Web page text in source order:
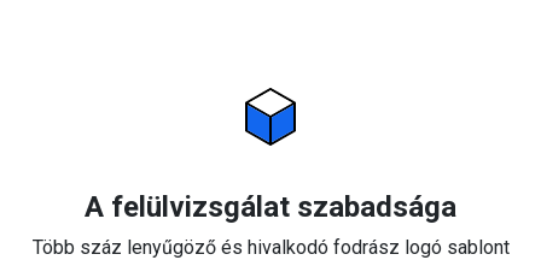
A felülvizsgálat szabadsága
Több száz lenyűgöző és hivalkodó fodrász logó sablont